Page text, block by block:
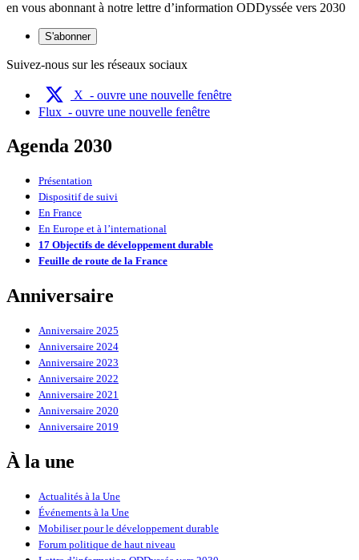
en vous abonnant à notre lettre d’information ODDyssée vers 2030
S'abonner
Suivez-nous sur les réseaux sociaux
X - ouvre une nouvelle fenêtre
Flux - ouvre une nouvelle fenêtre
Agenda 2030
Présentation
Dispositif de suivi
En France
En Europe et à l’international
17 Objectifs de développement durable
Feuille de route de la France
Anniversaire
Anniversaire 2025
Anniversaire 2024
Anniversaire 2023
Anniversaire 2022
Anniversaire 2021
Anniversaire 2020
Anniversaire 2019
À la une
Actualités à la Une
Événements à la Une
Mobiliser pour le développement durable
Forum politique de haut niveau